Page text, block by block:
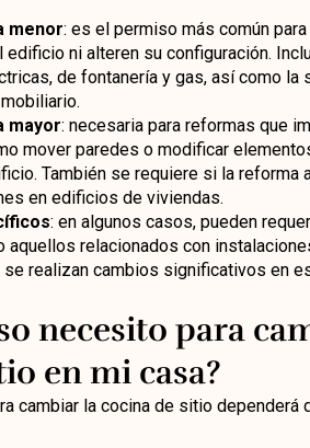
menor: es el permiso más común
edificio ni alteren su configuración.
de fontanería y gas, así como la
mayor: necesaria para reformas que
mover paredes o modificar
También se requiere si la reforma
en edificios de viviendas.
: en algunos casos, pueden
aquellos relacionados con
realizan cambios significativos en
necesito para
en mi casa?
cambiar la cocina de sitio dependerá